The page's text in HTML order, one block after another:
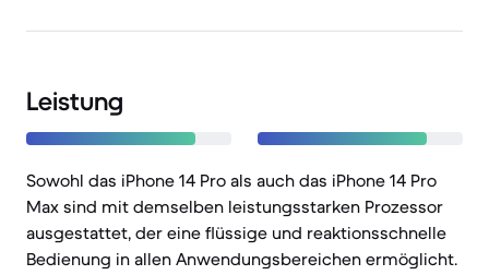
Leistung
Sowohl das iPhone 14 Pro als auch das iPhone 14 Pro
Max sind mit demselben leistungsstarken Prozessor
ausgestattet, der eine flüssige und reaktionsschnelle
Bedienung in allen Anwendungsbereichen ermöglicht.